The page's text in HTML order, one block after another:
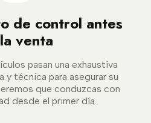
de control antes
venta
pasan una exhaustiva
y técnica para asegurar su
que conduzcas con
desde el primer día.